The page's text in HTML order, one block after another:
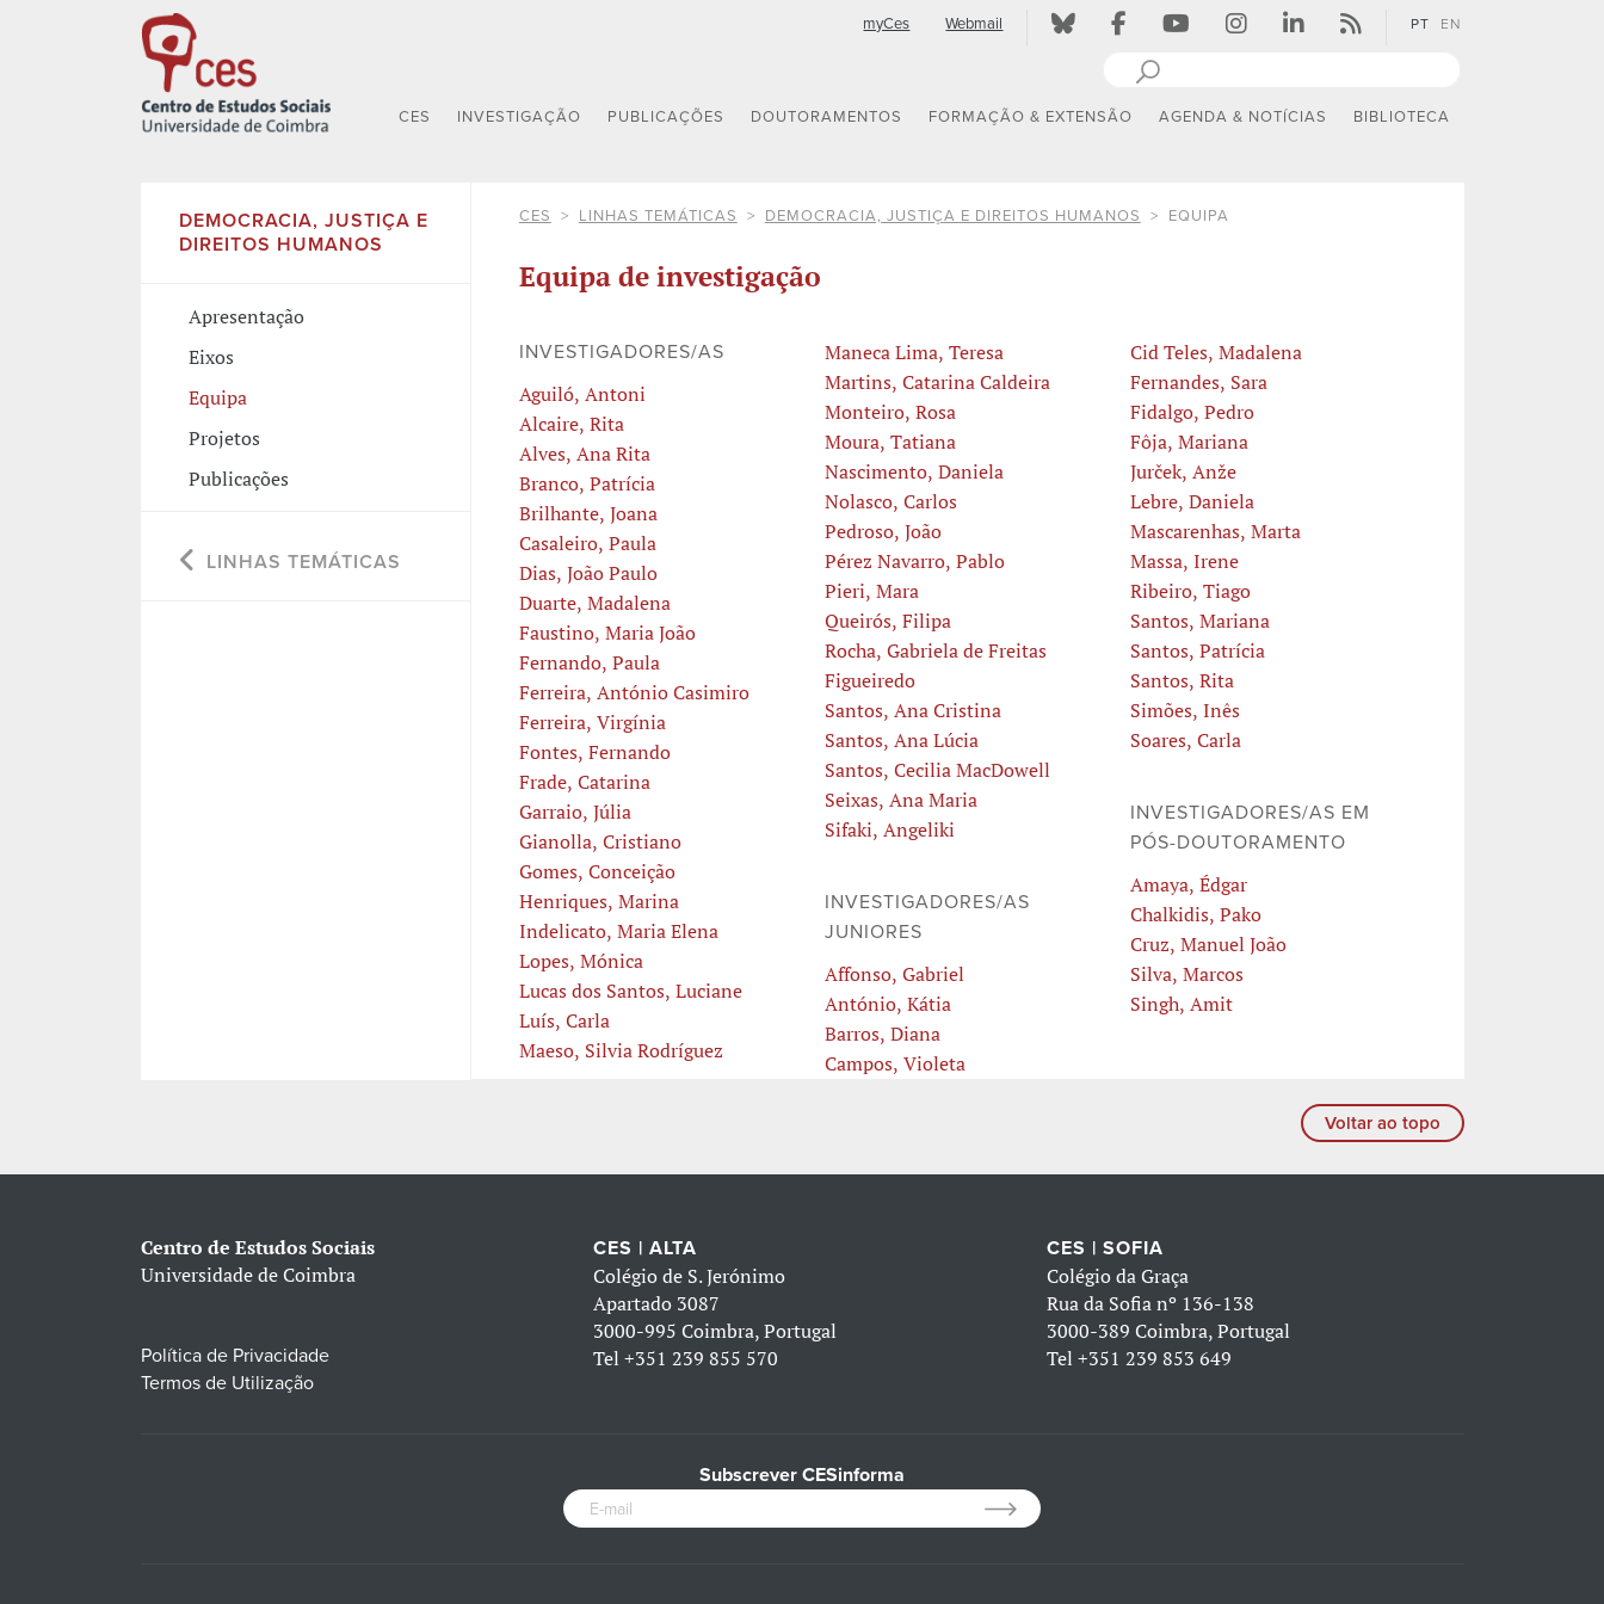
myCes Webmail PT EN
CES INVESTIGAÇÃO PUBLICAÇÕES DOUTORAMENTOS FORMAÇÃO & EXTENSÃO AGENDA & NOTÍCIAS BIBLIOTECA
DEMOCRACIA, JUSTIÇA E
DIREITOS HUMANOS
Apresentação
Eixos
Equipa
Projetos
Publicações
LINHAS TEMÁTICAS
CES LINHAS TEMÁTICAS DEMOCRACIA, JUSTIÇA E DIREITOS HUMANOS EQUIPA
Equipa de investigação
INVESTIGADORES/AS
Aguiló, Antoni
Alcaire, Rita
Alves, Ana Rita
Branco, Patrícia
Brilhante, Joana
Casaleiro, Paula
Dias, João Paulo
Duarte, Madalena
Faustino, Maria João
Fernando, Paula
Ferreira, António Casimiro
Ferreira, Virgínia
Fontes, Fernando
Frade, Catarina
Garraio, Júlia
Gianolla, Cristiano
Gomes, Conceição
Henriques, Marina
Indelicato, Maria Elena
Lopes, Mónica
Lucas dos Santos, Luciane
Luís, Carla
Maeso, Silvia Rodríguez
Maneca Lima, Teresa
Martins, Catarina Caldeira
Monteiro, Rosa
Moura, Tatiana
Nascimento, Daniela
Nolasco, Carlos
Pedroso, João
Pérez Navarro, Pablo
Pieri, Mara
Queirós, Filipa
Rocha, Gabriela de Freitas
Figueiredo
Santos, Ana Cristina
Santos, Ana Lúcia
Santos, Cecilia MacDowell
Seixas, Ana Maria
Sifaki, Angeliki
INVESTIGADORES/AS
JUNIORES
Affonso, Gabriel
António, Kátia
Barros, Diana
Campos, Violeta
Cid Teles, Madalena
Fernandes, Sara
Fidalgo, Pedro
Fôja, Mariana
Jurček, Anže
Lebre, Daniela
Mascarenhas, Marta
Massa, Irene
Ribeiro, Tiago
Santos, Mariana
Santos, Patrícia
Santos, Rita
Simões, Inês
Soares, Carla
INVESTIGADORES/AS EM
PÓS-DOUTORAMENTO
Amaya, Édgar
Chalkidis, Pako
Cruz, Manuel João
Silva, Marcos
Singh, Amit
Voltar ao topo
Centro de Estudos Sociais
Universidade de Coimbra
Política de Privacidade
Termos de Utilização
CES | ALTA
Colégio de S. Jerónimo
Apartado 3087
3000-995 Coimbra, Portugal
Tel+351 239 855 570
CES | SOFIA
Colégio da Graça
Rua da Sofia nº 136-138
3000-389 Coimbra, Portugal
Tel +351 239 853 649
Subscrever CESinforma